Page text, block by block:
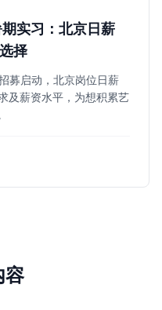
实习：北京日薪
择
募启动，北京岗位日薪
及薪资水平，为想积累艺
容